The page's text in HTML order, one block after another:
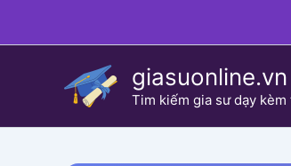
giasuonline.vn
Tim kiếm gia sư dạy